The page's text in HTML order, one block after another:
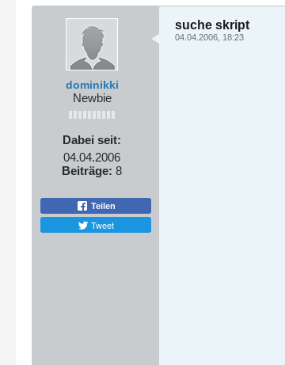
dominikki
Newbie
Dabei seit:
04.04.2006
Beiträge: 8
Teilen
Tweet
suche skript
04.04.2006, 18:23